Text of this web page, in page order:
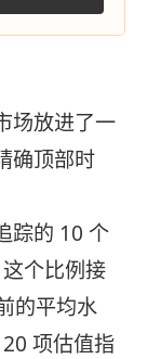
场放进了一
确顶部时
踪的 10 个
个比例接
的平均水
项估值指